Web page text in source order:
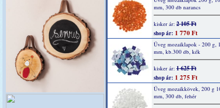
mm, 300 db narancs
kisker ár: 2 105 Ft
shop ár: 1 770 Ft
Üveg mozaiklapok - 200 g,
mm, kb.300 db, kék
kisker ár: 1 625 Ft
shop ár: 1 275 Ft
Üveg mozaikkövek, 200 g
mm, 300 db, fehér